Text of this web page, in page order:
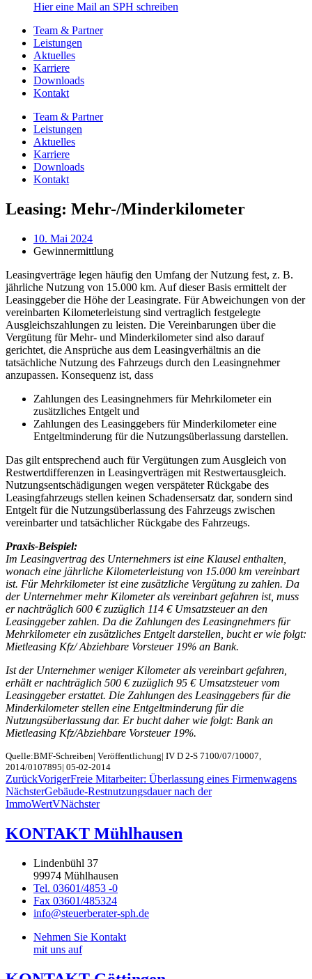
Hier eine Mail an SPH schreiben
Team & Partner
Leistungen
Aktuelles
Karriere
Downloads
Kontakt
Team & Partner
Leistungen
Aktuelles
Karriere
Downloads
Kontakt
Leasing: Mehr-/Minderkilometer
10. Mai 2024
Gewinnermittlung
Leasingverträge legen häufig den Umfang der Nutzung fest, z. B.
jährliche Nutzung von 15.000 km. Auf dieser Basis ermittelt der
Leasinggeber die Höhe der Leasingrate. Für Abweichungen von der
vereinbarten Kilometerleistung sind vertraglich festgelegte
Ausgleichszahlungen zu leisten. Die Vereinbarungen über die
Vergütung für Mehr- und Minderkilometer sind also darauf
gerichtet, die Ansprüche aus dem Leasingverhältnis an die
tatsächliche Nutzung des Fahrzeugs durch den Leasingnehmer
anzupassen. Konsequenz ist, dass
Zahlungen des Leasingnehmers für Mehrkilometer ein
zusätzliches Entgelt und
Zahlungen des Leasinggebers für Minderkilometer eine
Entgeltminderung für die Nutzungsüberlassung darstellen.
Das gilt entsprechend auch für Vergütungen zum Ausgleich von
Restwertdifferenzen in Leasingverträgen mit Restwertausgleich.
Nutzungsentschädigungen wegen verspäteter Rückgabe des
Leasingfahrzeugs stellen keinen Schadensersatz dar, sondern sind
Entgelt für die Nutzungsüberlassung des Fahrzeugs zwischen
vereinbarter und tatsächlicher Rückgabe des Fahrzeugs.
Praxis-Beispiel:
Im Leasingvertrag des Unternehmers ist eine Klausel enthalten,
wonach eine jährliche Kilometerleistung von 15.000 km vereinbart
ist. Für Mehrkilometer ist eine zusätzliche Vergütung zu zahlen. Da
der Unternehmer mehr Kilometer als vereinbart gefahren ist, muss
er nachträglich 600 € zuzüglich 114 € Umsatzsteuer an den
Leasinggeber zahlen. Da die Zahlungen des Leasingnehmers für
Mehrkilometer ein zusätzliches Entgelt darstellen, bucht er wie folgt:
Mietleasing Kfz/ Abziehbare Vorsteuer 19% an Bank.
Ist der Unternehmer weniger Kilometer als vereinbart gefahren,
erhält er nachträglich 500 € zuzüglich 95 € Umsatzsteuer vom
Leasinggeber erstattet. Die Zahlungen des Leasinggebers für die
Minderkilometer stellen eine Entgeltminderung für die
Nutzungsüberlassung dar. Er bucht daher wie folgt: Bank an
Mietleasing Kfz/Abziehbare Vorsteuer 19%.
Quelle:BMF-Schreiben| Veröffentlichung| IV D 2-S 7100/07/10007,
2014/0107895| 05-02-2014
ZurückVorigerFreie Mitarbeiter: Überlassung eines Firmenwagens
NächsterGebäude-Restnutzungsdauer nach der
ImmoWertVNächster
KONTAKT Mühlhausen
Lindenbühl 37
99974 Mühlhausen
Tel. 03601/4853 -0
Fax 03601/485324
info@steuerberater-sph.de
Nehmen Sie Kontakt
mit uns auf